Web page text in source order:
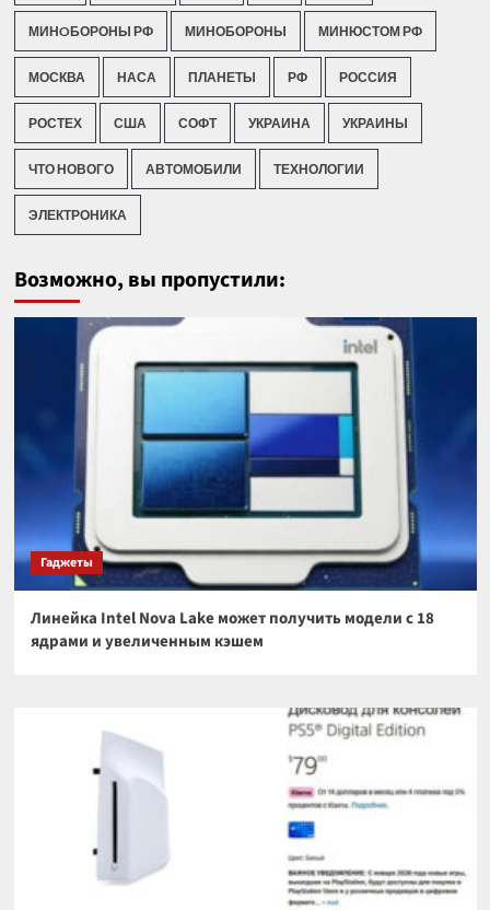
МИНOБОРОНЫ РФ МИНОБОРОНЫ МИНЮСТОМ РФ
МОСКВА НАСА ПЛАНЕТЫ РФ РОССИЯ
РОСТЕХ США СОФТ УКРАИНА УКРАИНЫ
ЧТО НОВОГО АВТОМОБИЛИ ТЕХНОЛОГИИ
ЭЛЕКТРОНИКА
Возможно, вы пропустили:
Гаджеты
Линейка Intel Nova Lake может получить модели с 18
ядрами и увеличенным кэшем